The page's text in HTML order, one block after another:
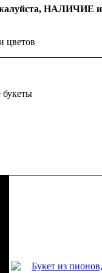
НАЛИЧИЕ
букеты